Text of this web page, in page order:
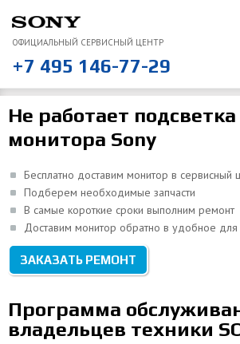
ОФИЦИАЛЬНЫЙ СЕРВИСНЫЙ ЦЕНТР
+7 495 146-77-29
“Понравилось, что курьер сам отвез и привез
ВСЕ ОТЗЫВЫ
Не работает подсветка
монитора Sony
Бесплатно доставим монитор в сервисный
Подберем необходимые запчасти
В самые короткие сроки выполним ремонт
Доставим монитор обратно в удобное для
ЗАКАЗАТЬ РЕМОНТ
Программа
владельцев техники